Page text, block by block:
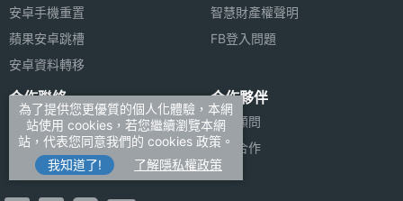
安卓手機重置
蘋果安卓跳槽
安卓資料轉移
智慧財產權聲明
FB登入問題
合作聯絡
廣告刊登
加入商店報價
新聞聯絡
合作夥伴
法律顧問
媒體合作
為了提供您更優質的個人化體驗，本網
站使用 cookies，若您繼續瀏覽本網
站，代表您同意我們的 cookies 政策。
我知道了!
了解隱私權政策